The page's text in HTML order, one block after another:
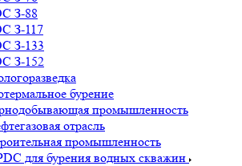
З-88
З-117
З-133
З-152
бурение
промышленность
отрасль
промышленность
для бурения водных скважин